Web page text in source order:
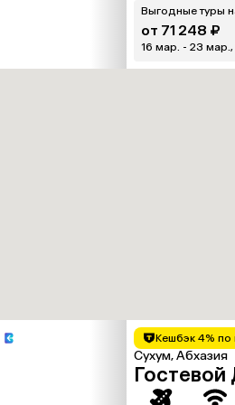
Выгодные туры
от 71 248 ₽
16 мар. - 23 мар.,
Кешбэк 4% по
Сухум, Абхазия